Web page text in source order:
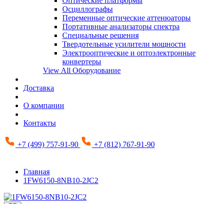
Осциллографы
Переменные оптические аттенюаторы
Портативные анализаторы спектра
Специальные решения
Твердотельные усилители мощности
Электрооптические и оптоэлектронные
конвертеры
View All Оборудование
Доставка
О компании
Контакты
+7 (499) 757-91-90 +7 (812) 767-91-90
Главная
1FW6150-8NB10-2JC2